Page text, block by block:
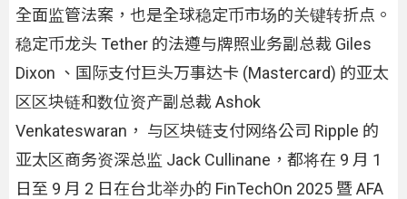
全面监管法案，也是全球稳定币市场的关键转折点。
稳定币龙头 Tether 的法遵与牌照业务副总裁 Giles
Dixon 、国际支付巨头万事达卡 (Mastercard) 的亚太
区区块链和数位资产副总裁 Ashok
Venkateswaran， 与区块链支付网络公司 Ripple 的
亚太区商务资深总监 Jack Cullinane，都将在 9 月 1
日至 9 月 2 日在台北举办的 FinTechOn 2025 暨 AFA